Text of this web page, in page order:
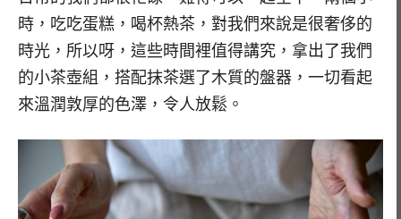
時，吃吃蛋糕，喝杯熱茶，對我們來說是很奢侈的
時光，所以呀，這些時間裡值得講究，拿出了我們
的小茶壺組，搭配抹茶選了木質的盤器，一切看起
來溫潤敦厚的色澤，令人放鬆。